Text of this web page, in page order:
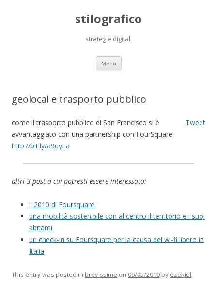
stilografico
strategie digitali
Menu Skip
content
geolocal e trasporto pubblico
Tweet
come il trasporto pubblico di San Francisco si è
avvantaggiato con una partnership con FourSquare
http://bit.ly/a9qyLa
altri 3 post a cui potresti essere interessato:
il 2010 di Foursquare
una mobilità sostenibile con al centro il territorio e i suoi
abitanti
un check-in su Foursquare per la causa del wi-fi libero in
Italia
This entry was posted in brevissime on 06/05/2010 by ezekiel.